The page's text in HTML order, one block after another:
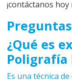
¡contáctanos hoy
¿Qué es
Poligrafía
Es una técnica